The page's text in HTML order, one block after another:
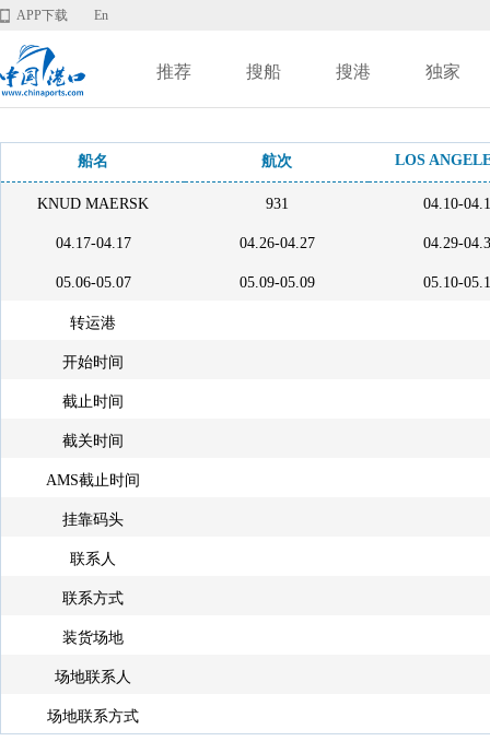
APP下载 En
推荐 搜船 搜港 独家
船名 航次 LOS
KNUD MAERSK 931 04.10-
04.17-04.17 04.26-04.27 04.29-
05.06-05.07 05.09-05.09 05.10-
转运港
开始时间
截止时间
截关时间
AMS截止时间
挂靠码头
联系人
联系方式
装货场地
场地联系人
场地联系方式